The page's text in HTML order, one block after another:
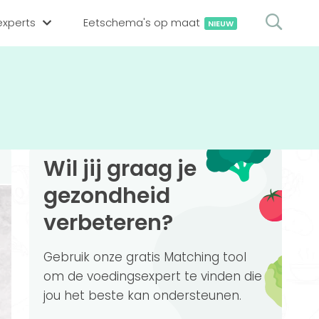
aanmelden
Eetschema's op maat NIEUW
Wil jij graag je
gezondheid
verbeteren?
Gebruik onze gratis Matching tool
om de voedingsexpert te vinden die
jou het beste kan ondersteunen.